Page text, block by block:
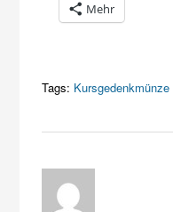
Mehr
Tags: Kursgedenkmünze